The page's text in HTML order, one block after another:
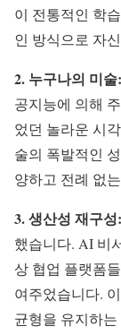
이 전통적인 학
인 방식으로 자
2. 누구나의 미술:
공지능에 의해
었던 놀라운 시
술의 폭발적인
양하고 전례 없
3. 생산성 재구성:
했습니다. AI 비
상 협업 플랫폼
여주었습니다.
균형을 유지하